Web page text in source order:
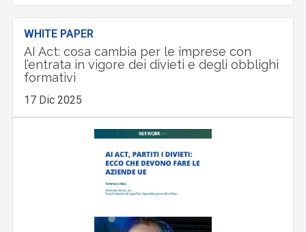
WHITE PAPER
AI Act: cosa cambia per le imprese con
l’entrata in vigore dei divieti e degli obblighi
formativi
17 Dic 2025